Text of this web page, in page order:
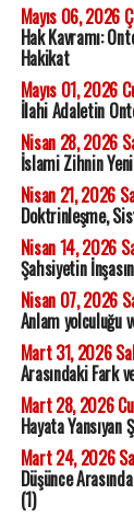
Mayıs 06, 2026
Hak Kavramı:
Hakikat
Mayıs 01, 2026
İlahi Adaletin
Nisan 28, 2026
İslami Zihnin
Nisan 21, 2026
Doktrinleşme,
Nisan 14, 2026
Şahsiyetin
Nisan 07, 2026
Anlam yolculuğu
Mart 31, 2026
Arasındaki Fark
Mart 28, 2026
Hayata Yansıyan
Mart 24, 2026
Düşünce
(1)